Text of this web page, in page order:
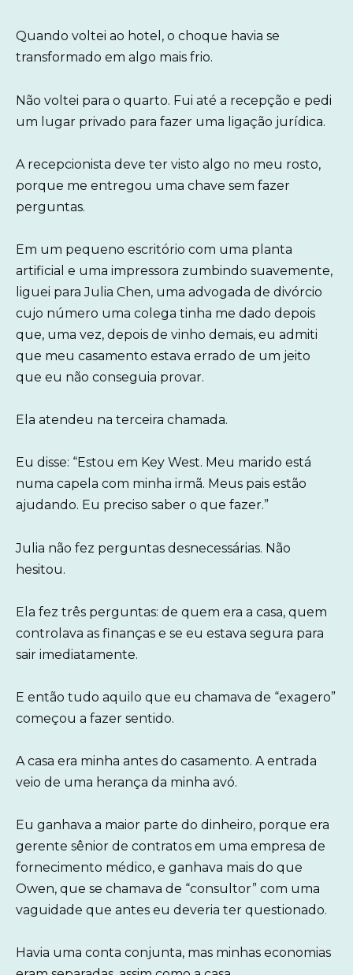
Quando voltei ao hotel, o choque havia se
transformado em algo mais frio.
Não voltei para o quarto. Fui até a recepção e pedi
um lugar privado para fazer uma ligação jurídica.
A recepcionista deve ter visto algo no meu rosto,
porque me entregou uma chave sem fazer
perguntas.
Em um pequeno escritório com uma planta
artificial e uma impressora zumbindo suavemente,
liguei para Julia Chen, uma advogada de divórcio
cujo número uma colega tinha me dado depois
que, uma vez, depois de vinho demais, eu admiti
que meu casamento estava errado de um jeito
que eu não conseguia provar.
Ela atendeu na terceira chamada.
Eu disse: “Estou em Key West. Meu marido está
numa capela com minha irmã. Meus pais estão
ajudando. Eu preciso saber o que fazer.”
Julia não fez perguntas desnecessárias. Não
hesitou.
Ela fez três perguntas: de quem era a casa, quem
controlava as finanças e se eu estava segura para
sair imediatamente.
E então tudo aquilo que eu chamava de “exagero”
começou a fazer sentido.
A casa era minha antes do casamento. A entrada
veio de uma herança da minha avó.
Eu ganhava a maior parte do dinheiro, porque era
gerente sênior de contratos em uma empresa de
fornecimento médico, e ganhava mais do que
Owen, que se chamava de “consultor” com uma
vaguidade que antes eu deveria ter questionado.
Havia uma conta conjunta, mas minhas economias